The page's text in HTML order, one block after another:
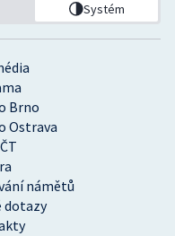
Brno
Ostrava
námětů
dotazy
Systém